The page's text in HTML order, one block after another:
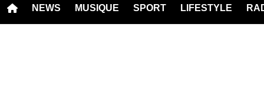
NEWS MUSIQUE SPORT LIFESTYLE